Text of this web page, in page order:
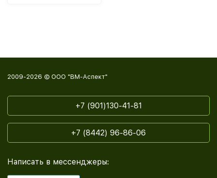
2009-2026 © ООО "ВМ-Аспект"
+7 (901)130-41-81
+7 (8442) 96-86-06
Написать в мессенджеры: